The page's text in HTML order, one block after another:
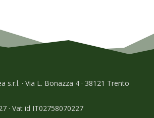
s.r.l. · Via L. Bonazza 4 · 38121 Trento
· Vat id IT02758070227